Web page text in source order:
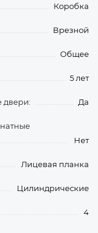
Коробка
Врезной
Общее
5 лет
двери: Да
Нет
Лицевая планка
Цилиндрические
4